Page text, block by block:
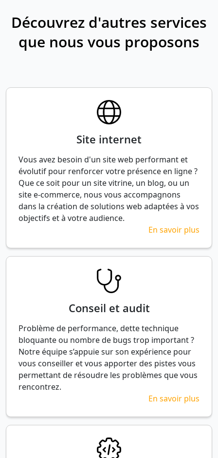
Découvrez d'autres services
que nous vous proposons
Site internet
Vous avez besoin d'un site web performant et
évolutif pour renforcer votre présence en ligne ?
Que ce soit pour un site vitrine, un blog, ou un
site e-commerce, nous vous accompagnons
dans la création de solutions web adaptées à vos
objectifs et à votre audience.
En savoir plus
Conseil et audit
Problème de performance, dette technique
bloquante ou nombre de bugs trop important ?
Notre équipe s’appuie sur son expérience pour
vous conseiller et vous apporter des pistes vous
permettant de résoudre les problèmes que vous
rencontrez.
En savoir plus